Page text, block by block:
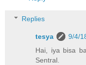
Replies
tesya
9/4/
Hai, iya bisa
Sentral.